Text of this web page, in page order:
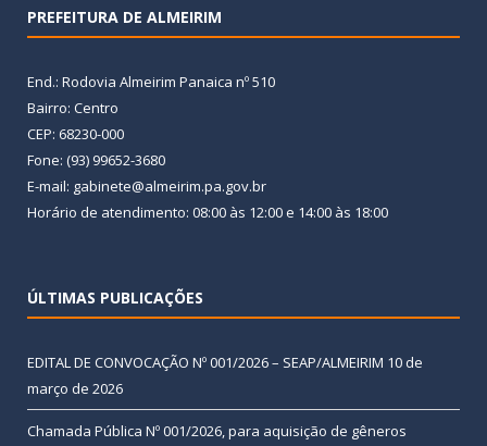
PREFEITURA DE ALMEIRIM
End.: Rodovia Almeirim Panaica nº 510
Bairro: Centro
CEP: 68230-000
Fone: (93) 99652-3680
E-mail: gabinete@almeirim.pa.gov.br
Horário de atendimento: 08:00 às 12:00 e 14:00 às 18:00
ÚLTIMAS PUBLICAÇÕES
EDITAL DE CONVOCAÇÃO Nº 001/2026 – SEAP/ALMEIRIM 10 de
março de 2026
Chamada Pública Nº 001/2026, para aquisição de gêneros